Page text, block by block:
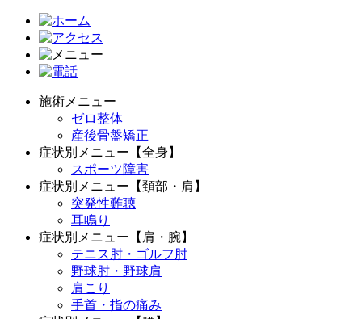
施術メニュー
ゼロ整体
産後骨盤矯正
症状別メニュー【全身】
スポーツ障害
症状別メニュー【頚部・肩】
突発性難聴
耳鳴り
症状別メニュー【肩・腕】
テニス肘・ゴルフ肘
野球肘・野球肩
肩こり
手首・指の痛み